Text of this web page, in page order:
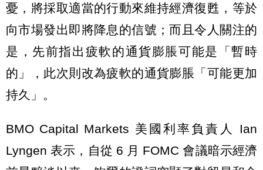
憂，將採取適當的行動來維持經濟復甦，等於
向市場發出即將降息的信號；而且令人關注的
是，先前指出疲軟的通貨膨脹可能是「暫時
的」，此次則改為疲軟的通貨膨脹「可能更加
持久」。
BMO Capital Markets 美國利率負責人 Ian
Lyngen 表示，自從 6 月 FOMC 會議暗示經濟